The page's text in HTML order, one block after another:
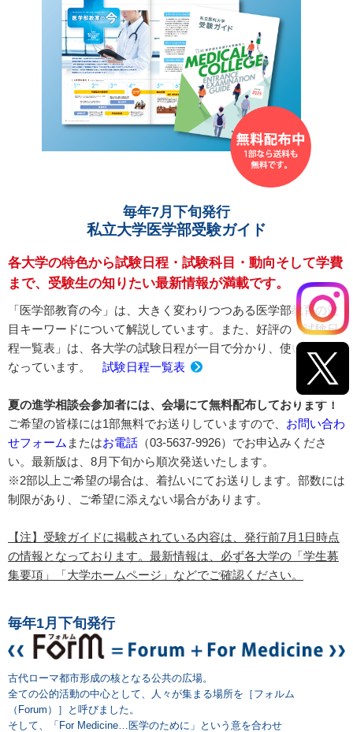
毎年7月下旬発行
私立大学医学部受験ガイド
各大学の特色から試験日程・試験科目・動向そして学費
まで、受験生の知りたい最新情報が満載です。
「医学部教育の今」は、大きく変わりつつある医学部教育の注
目キーワードについて解説しています。また、好評の「試験日
程一覧表」は、各大学の試験日程が一目で分かり、使いやすく
なっています。 試験日程一覧表
夏の進学相談会参加者には、会場にて無料配布しております！
ご希望の皆様には1部無料でお送りしていますので、 お問い合わ
せフォーム またはお電話 （03-5637-9926）でお申込みくださ
い。最新版は、8月下旬から順次発送いたします。
※2部以上ご希望の場合は、着払いにてお送りします。部数には
制限があり、ご希望に添えない場合があります。
【注】受験ガイドに掲載されている内容は、発行前7月1日時点
の情報となっております。最新情報は、必ず各大学の「学生募
集要項」「大学ホームページ」などでご確認ください。
毎年1月下旬発行
古代ローマ都市形成の核となる公共の広場。
全ての公的活動の中心として、人々が集まる場所を［フォルム
（Forum）］と呼びました。
そして、「For Medicine…医学のために」という意を合わせ